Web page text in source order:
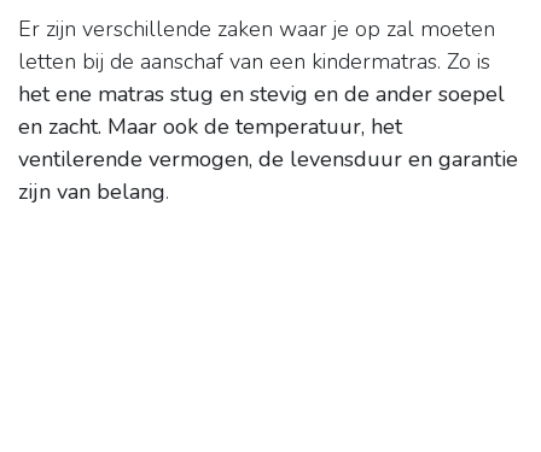
Er zijn verschillende zaken waar je op zal moeten
letten bij de aanschaf van een kindermatras. Zo is
het ene matras stug en stevig en de ander soepel
en zacht. Maar ook de temperatuur, het
ventilerende vermogen, de levensduur en garantie
zijn van belang.